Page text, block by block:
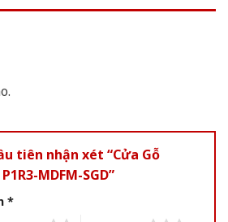
tiên nhận xét “Cửa Gỗ
MDFM-SGD”
*